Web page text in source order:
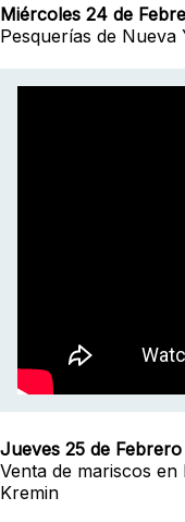
Miércoles 24 de
Pesquerías de
Jueves 25 de
Venta de mariscos
Kremin